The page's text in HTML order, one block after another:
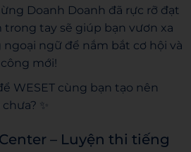
Doanh Doanh đã rực rỡ đạt
trong tay sẽ giúp bạn vươn xa
ngữ để nắm bắt cơ hội và
mới!
WESET cùng bạn tạo nên
✨
– Luyện thi tiếng